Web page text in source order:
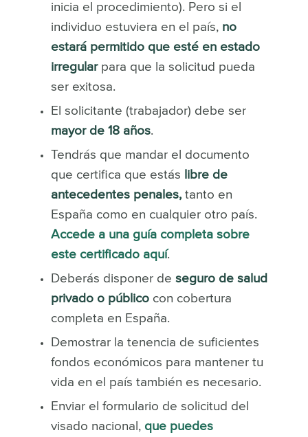
inicia el procedimiento). Pero si el
individuo estuviera en el país, no
estará permitido que esté en estado
irregularpara que la solicitud pueda
ser exitosa.
El solicitante (trabajador) debe ser
mayor de 18 años.
Tendrás que mandar el documento
que certifica que estás libre de
antecedentes penales, tanto en
España como en cualquier otro país.
Accede a una guía completa sobre
este certificado aquí.
Deberás disponer de seguro de salud
privado o públicocon cobertura
completa en España.
Demostrar la tenencia de suficientes
fondos económicos para mantener tu
vida en el país también es necesario.
Enviar el formulario de solicitud del
visado nacional, que puedes